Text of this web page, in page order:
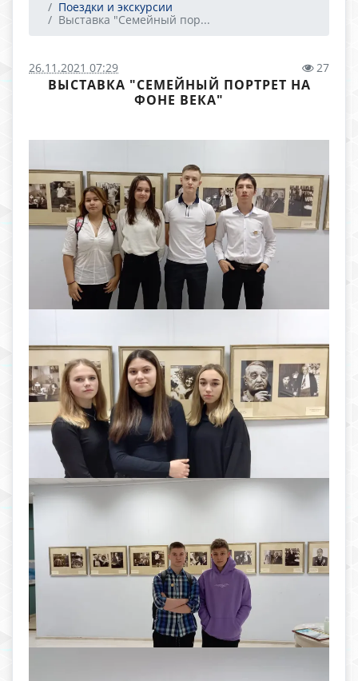
Поездки и экскурсии
Выставка "Семейный пор...
26.11.2021 07:29 27
ВЫСТАВКА "СЕМЕЙНЫЙ ПОРТРЕТ НА
ФОНЕ ВЕКА"